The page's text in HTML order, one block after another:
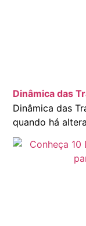
Dinâmica das
Dinâmica das
quando há